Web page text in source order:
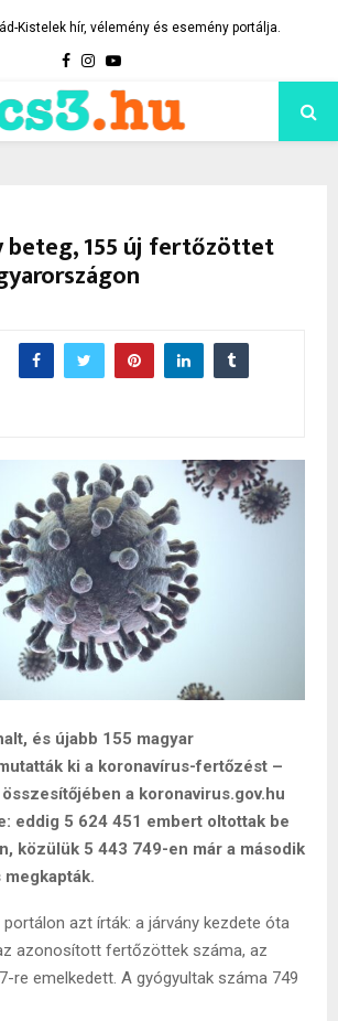
Kistelek hír, vélemény és esemény portálja.
Facebook
Instagram
Youtube
beteg, 155 új fertőzöttet
és újabb 155 magyar
ki a koronavírus-fertőzést –
a koronavirus.gov.hu
eddig 5 624 451 embert oltottak be
közülük 5 443 749-en már a második
megkapták.
azt írták: a járvány kezdete óta
azonosított fertőzöttek száma, az
re emelkedett. A gyógyultak száma 749